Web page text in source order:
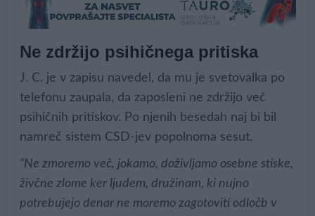
Ne zdržijo psihičnega pritiska
J. C. je v zapisu navedel, da mu je svetovalka po
telefonu zaupala, da zaposleni ne zdržijo več
psihičnih pritiskov. Po njenih besedah naj bi bil
namreč sistem CSD-jev popolnoma sesut.
“Ne zmoremo več, jokamo, doživljamo osebne stiske,
živčne zlome ker ljudem, družinam, ki nujno
potrebujejo denar ne moremo zagotoviti odločb v